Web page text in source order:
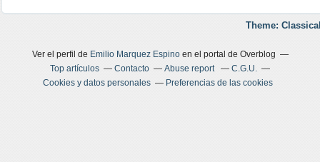
Theme:
Ver el perfil de Emilio Marquez Espinoen el portal de Overblog
Top artículos
Contacto Abuse report
C.G.U.
Cookies y datos personales
Preferencias de las cookies